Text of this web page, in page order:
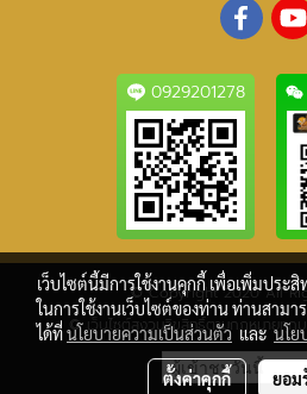
0929201278
© Copyright 2020 All
© เว็บไซต์สงวนลิขสิทธิ์ตามกฎหมายทุก
ผู้เข้าชมวันนี้
เว็บไซต์นี้มีการใช้งานคุกกี้ เพื่อเพิ่มปร
ในการใช้งานเว็บไซต์ของท่าน ท่านสามา
ได้ที่นโยบายความเป็นส่วนตัว และ นโย
ตั้งค่าคุกกี้ ยอม